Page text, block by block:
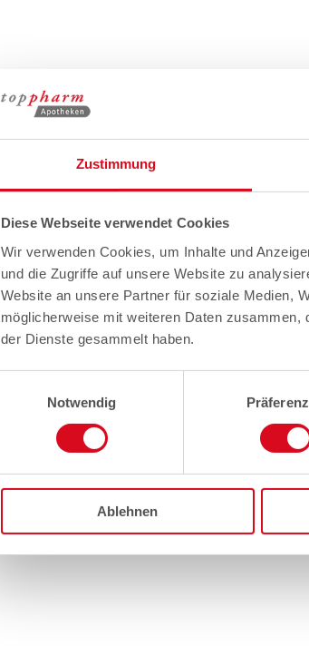
Zustimmung
Diese Webseite verwendet Cookies
Wir verwenden Cookies, um Inhalte und
und die Zugriffe auf unsere Website zu
Website an unsere Partner für soziale Medien,
möglicherweise mit weiteren Daten
der Dienste gesammelt haben.
Notwendig
Ablehnen